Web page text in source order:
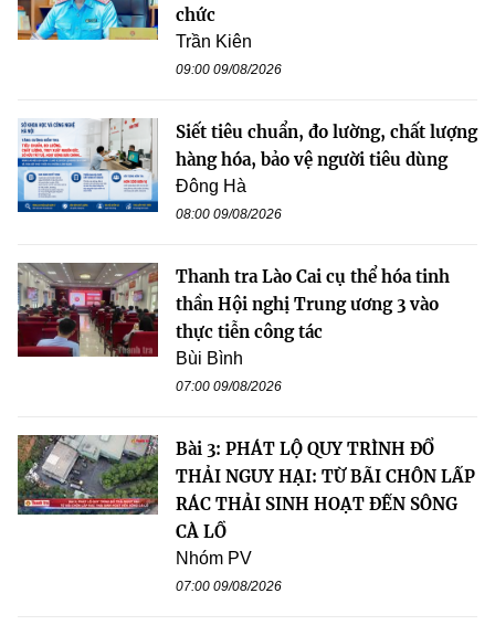
chức
Trần Kiên
09:00 09/08/2026
Siết tiêu chuẩn, đo lường, chất lượng
hàng hóa, bảo vệ người tiêu dùng
Đông Hà
08:00 09/08/2026
Thanh tra Lào Cai cụ thể hóa tinh
thần Hội nghị Trung ương 3 vào
thực tiễn công tác
Bùi Bình
07:00 09/08/2026
Bài 3: PHÁT LỘ QUY TRÌNH ĐỔ
THẢI NGUY HẠI: TỪ BÃI CHÔN LẤP
RÁC THẢI SINH HOẠT ĐẾN SÔNG
CÀ LỒ
Nhóm PV
07:00 09/08/2026